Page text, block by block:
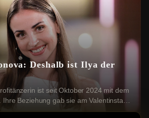
Deshalb ist Ilya der
ist seit Oktober 2024 mit dem
Beziehung gab sie am Valentinstag
...